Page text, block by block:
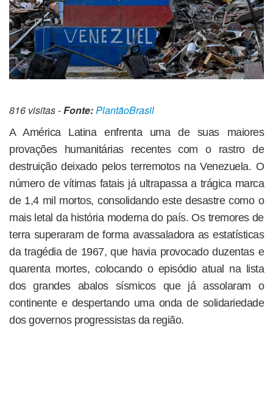
816 visitas -Fonte:PlantãoBrasil
A América Latina enfrenta uma de suas maiores
provações humanitárias recentes com o rastro de
destruição deixado pelos terremotos na Venezuela. O
número de vítimas fatais já ultrapassa a trágica marca
de 1,4 mil mortos, consolidando este desastre como o
mais letal da história moderna do país. Os tremores de
terra superaram de forma avassaladora as estatísticas
da tragédia de 1967, que havia provocado duzentas e
quarenta mortes, colocando o episódio atual na lista
dos grandes abalos sísmicos que já assolaram o
continente e despertando uma onda de solidariedade
dos governos progressistas da região.